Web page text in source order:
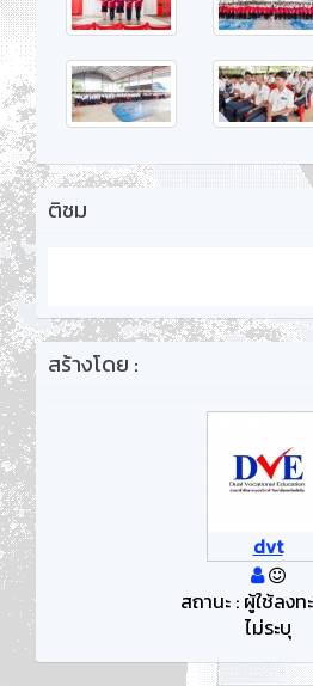
ติชม
สร้างโดย :
dvt
สถานะ : ผู้ใช้ลงท
ไม่ระบุ